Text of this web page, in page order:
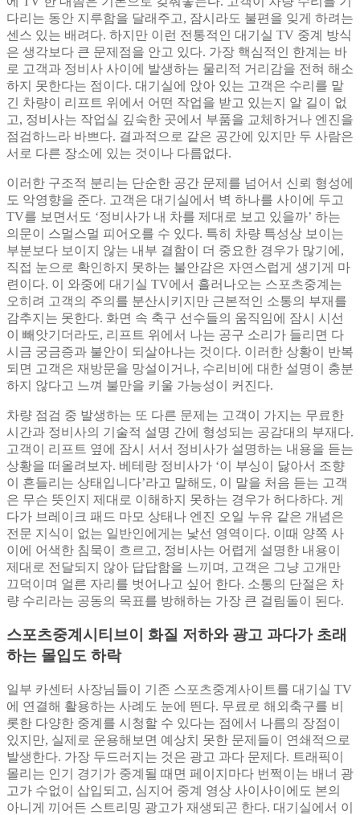
다리는 동안 지루함을 달래주고, 잠시라도 불편을 잊게 하려는
센스 있는 배려다. 하지만 이런 전통적인 대기실 TV 중계 방식
은 생각보다 큰 문제점을 안고 있다. 가장 핵심적인 한계는 바
로 고객과 정비사 사이에 발생하는 물리적 거리감을 전혀 해소
하지 못한다는 점이다. 대기실에 앉아 있는 고객은 수리를 맡
긴 차량이 리프트 위에서 어떤 작업을 받고 있는지 알 길이 없
고, 정비사는 작업실 깊숙한 곳에서 부품을 교체하거나 엔진을
점검하느라 바쁘다. 결과적으로 같은 공간에 있지만 두 사람은
서로 다른 장소에 있는 것이나 다름없다.
이러한 구조적 분리는 단순한 공간 문제를 넘어서 신뢰 형성에
도 악영향을 준다. 고객은 대기실에서 벽 하나를 사이에 두고
TV를 보면서도 ‘정비사가 내 차를 제대로 보고 있을까’ 하는
의문이 스멀스멀 피어오를 수 있다. 특히 차량 특성상 보이는
부분보다 보이지 않는 내부 결함이 더 중요한 경우가 많기에,
직접 눈으로 확인하지 못하는 불안감은 자연스럽게 생기게 마
련이다. 이 와중에 대기실 TV에서 흘러나오는 스포츠중계는
오히려 고객의 주의를 분산시키지만 근본적인 소통의 부재를
감추지는 못한다. 화면 속 축구 선수들의 움직임에 잠시 시선
이 빼앗기더라도, 리프트 위에서 나는 공구 소리가 들리면 다
시금 궁금증과 불안이 되살아나는 것이다. 이러한 상황이 반복
되면 고객은 재방문을 망설이거나, 수리비에 대한 설명이 충분
하지 않다고 느껴 불만을 키울 가능성이 커진다.
차량 점검 중 발생하는 또 다른 문제는 고객이 가지는 무료한
시간과 정비사의 기술적 설명 간에 형성되는 공감대의 부재다.
고객이 리프트 옆에 잠시 서서 정비사가 설명하는 내용을 듣는
상황을 떠올려보자. 베테랑 정비사가 ‘이 부싱이 닳아서 조향
이 흔들리는 상태입니다’라고 말해도, 이 말을 처음 듣는 고객
은 무슨 뜻인지 제대로 이해하지 못하는 경우가 허다하다. 게
다가 브레이크 패드 마모 상태나 엔진 오일 누유 같은 개념은
전문 지식이 없는 일반인에게는 낯선 영역이다. 이때 양쪽 사
이에 어색한 침묵이 흐르고, 정비사는 어렵게 설명한 내용이
제대로 전달되지 않아 답답함을 느끼며, 고객은 그냥 고개만
끄덕이며 얼른 자리를 벗어나고 싶어 한다. 소통의 단절은 차
량 수리라는 공동의 목표를 방해하는 가장 큰 걸림돌이 된다.
스포츠중계시티브이 화질 저하와 광고 과다가 초래
하는 몰입도 하락
일부 카센터 사장님들이 기존 스포츠중계사이트를 대기실 TV
에 연결해 활용하는 사례도 눈에 띈다. 무료로 해외축구를 비
롯한 다양한 중계를 시청할 수 있다는 점에서 나름의 장점이
있지만, 실제로 운용해보면 예상치 못한 문제들이 연쇄적으로
발생한다. 가장 두드러지는 것은 광고 과다 문제다. 트래픽이
몰리는 인기 경기가 중계될 때면 페이지마다 번쩍이는 배너 광
고가 수없이 삽입되고, 심지어 중계 영상 사이사이에도 본의
아니게 끼어든 스트리밍 광고가 재생되곤 한다. 대기실에서 이